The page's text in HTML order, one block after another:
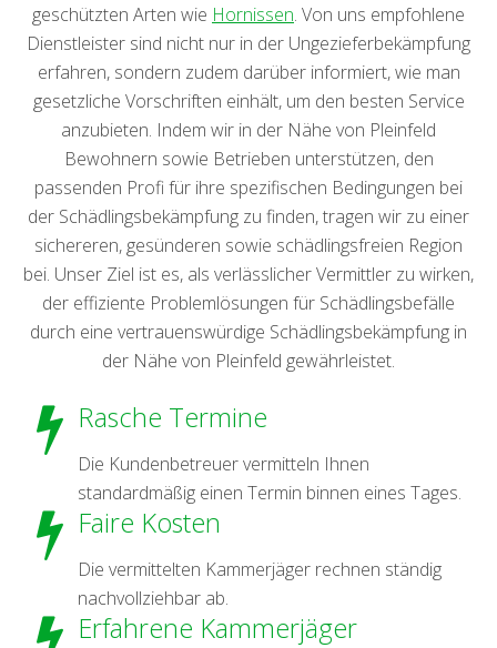
geschützten Arten wie Hornissen. Von uns empfohlene
Dienstleister sind nicht nur in der Ungezieferbekämpfung
erfahren, sondern zudem darüber informiert, wie man
gesetzliche Vorschriften einhält, um den besten Service
anzubieten. Indem wir in der Nähe von Pleinfeld
Bewohnern sowie Betrieben unterstützen, den
passenden Profi für ihre spezifischen Bedingungen bei
der Schädlingsbekämpfung zu finden, tragen wir zu einer
sichereren, gesünderen sowie schädlingsfreien Region
bei. Unser Ziel ist es, als verlässlicher Vermittler zu wirken,
der effiziente Problemlösungen für Schädlingsbefälle
durch eine vertrauenswürdige Schädlingsbekämpfung in
der Nähe von Pleinfeld gewährleistet.
Rasche Termine
Die Kundenbetreuer vermitteln Ihnen
standardmäßig einen Termin binnen eines Tages.
Faire Kosten
Die vermittelten Kammerjäger rechnen ständig
nachvollziehbar ab.
Erfahrene Kammerjäger